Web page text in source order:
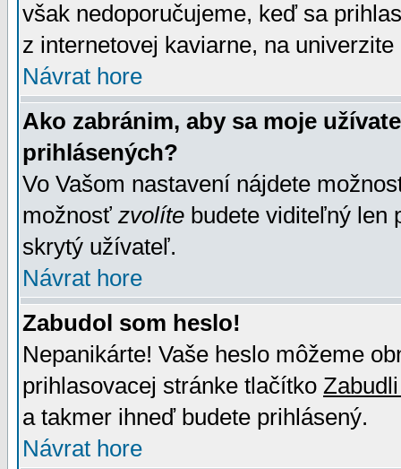
však nedoporučujeme, keď sa
z internetovej kaviarne, na univerzite
Návrat hore
Ako zabránim, aby sa moje
prihlásených?
Vo Vašom nastavení nájdete
možnosť zvolíte budete viditeľný len
skrytý užívateľ.
Návrat hore
Zabudol som heslo!
Nepanikárte! Vaše heslo môžeme
prihlasovacej stránke tlačítko
a takmer ihneď budete prihlásený.
Návrat hore